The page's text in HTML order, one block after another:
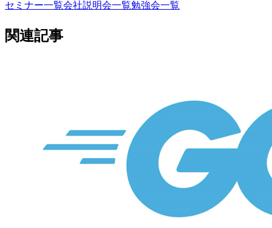
セミナー一覧会社説明会一覧勉強会一覧
関連記事